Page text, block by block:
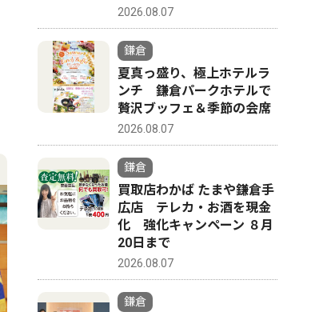
4
2026.08.07
鎌倉
夏真っ盛り、極上ホテルラ
ンチ 鎌倉パークホテルで
贅沢ブッフェ＆季節の会席
2026.08.07
鎌倉
買取店わかば たまや鎌倉手
広店 テレカ・お酒を現金
化 強化キャンペーン ８月
20日まで
2026.08.07
鎌倉